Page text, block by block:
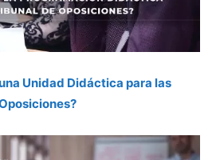
Unidad Didáctica para las